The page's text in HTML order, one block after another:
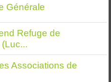
Générale
Refuge de
Associations de